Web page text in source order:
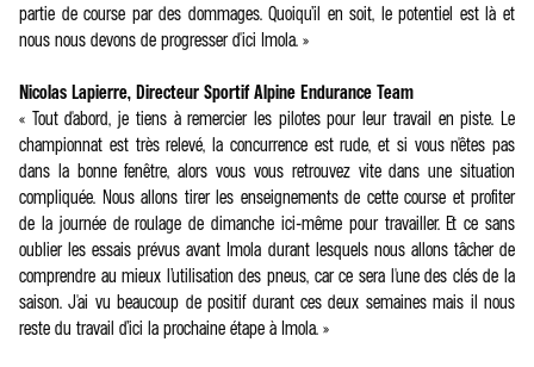
partie de course par des dommages. Quoiqu’il en soit, le potentiel est là et
nous nous devons de progresser d'ici Imola. »
Nicolas Lapierre, Directeur Sportif Alpine Endurance Team
« Tout d'abord, je tiens à remercier les pilotes pour leur travail en piste. Le
championnat est très relevé, la concurrence est rude, et si vous n'êtes pas
dans la bonne fenêtre, alors vous vous retrouvez vite dans une situation
compliquée. Nous allons tirer les enseignements de cette course et profiter
de la journée de roulage de dimanche ici-même pour travailler. Et ce sans
oublier les essais prévus avant Imola durant lesquels nous allons tâcher de
comprendre au mieux l’utilisation des pneus, car ce sera l'une des clés de la
saison. J'ai vu beaucoup de positif durant ces deux semaines mais il nous
reste du travail d’ici la prochaine étape à Imola. »